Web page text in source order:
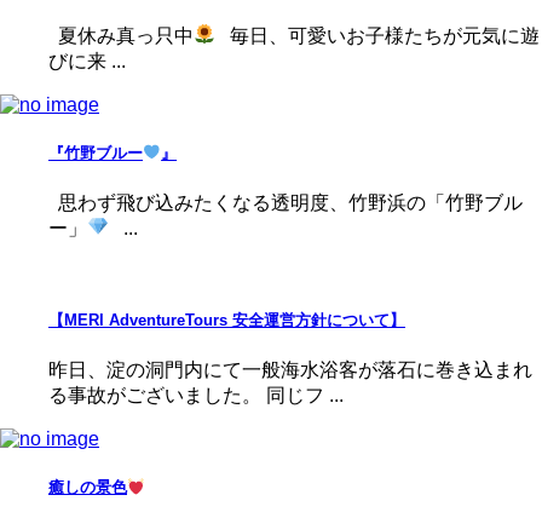
夏休み真っ只中
毎日、可愛いお子様たちが元気に遊
びに来 ...
『竹野ブルー 』
思わず飛び込みたくなる透明度、竹野浜の「竹野ブル
ー」
...
【MERI AdventureTours 安全運営方針について】
昨日、淀の洞門内にて一般海水浴客が落石に巻き込まれ
る事故がございました。 同じフ ...
癒しの景色